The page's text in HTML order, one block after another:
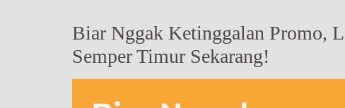
Biar Nggak Ketinggalan Promo,
Semper Timur Sekarang!